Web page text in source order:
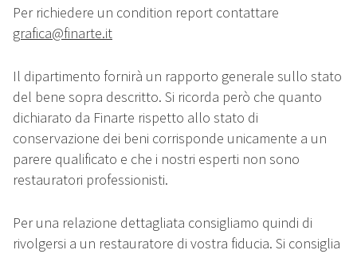
Per richiedere un condition report contattare
grafica@finarte.it
Il dipartimento fornirà un rapporto generale sullo stato
del bene sopra descritto. Si ricorda però che quanto
dichiarato da Finarte rispetto allo stato di
conservazione dei beni corrisponde unicamente a un
parere qualificato e che i nostri esperti non sono
restauratori professionisti.
Per una relazione dettagliata consigliamo quindi di
rivolgersi a un restauratore di vostra fiducia. Si consiglia